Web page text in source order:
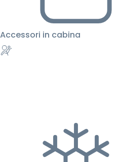
Accessori in cabina